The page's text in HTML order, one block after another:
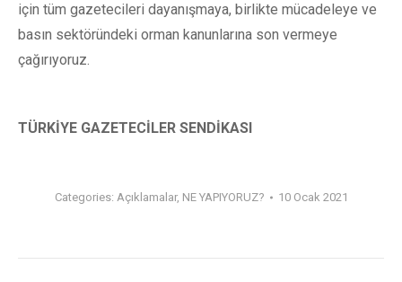
için tüm gazetecileri dayanışmaya, birlikte mücadeleye ve
basın sektöründeki orman kanunlarına son vermeye
çağırıyoruz.
TÜRKİYE GAZETECİLER SENDİKASI
Categories: Açıklamalar, NE YAPIYORUZ? 10 Ocak 2021